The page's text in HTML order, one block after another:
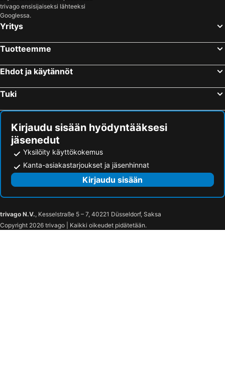
trivago ensisijaiseksi lähteeksi
Googlessa.
Yritys
Tuotteemme
Ehdot ja käytännöt
Tuki
Kirjaudu sisään hyödyntääksesi
jäsenedut
Yksilöity käyttökokemus
Kanta-asiakastarjoukset ja jäsenhinnat
Kirjaudu sisään
trivago N.V., Kesselstraße 5 – 7, 40221 Düsseldorf, Saksa
Copyright 2026 trivago | Kaikki oikeudet pidätetään.